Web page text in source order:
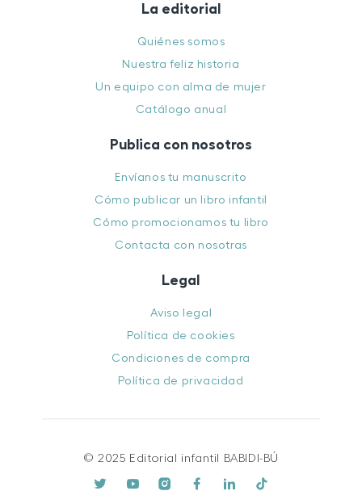
La editorial
Quiénes somos
Nuestra feliz historia
Un equipo con alma de mujer
Catálogo anual
Publica con nosotros
Envíanos tu manuscrito
Cómo publicar un libro infantil
Cómo promocionamos tu libro
Contacta con nosotras
Legal
Aviso legal
Política de cookies
Condiciones de compra
Política de privacidad
© 2025 Editorial infantil BABIDI-BÚ